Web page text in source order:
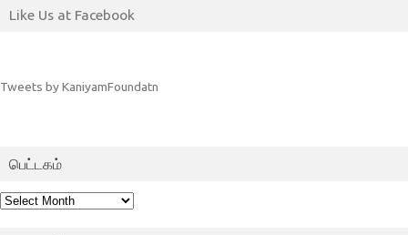
Like Us at Facebook
Tweets by KaniyamFoundatn
பெட்டகம்
பெட்டகம்